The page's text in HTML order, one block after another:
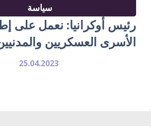
سياسة
رئيس أوكرانيا: نعمل على
الأسرى العسكريين
25.04.2023